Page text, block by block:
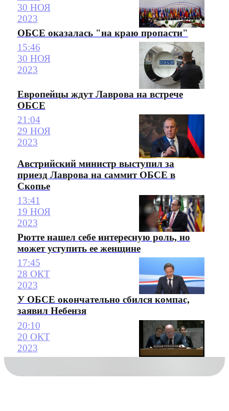
30 НОЯ
2023
ОБСЕ оказалась "на краю пропасти"
15:46
30 НОЯ
2023
Европейцы ждут Лаврова на встрече
ОБСЕ
21:04
29 НОЯ
2023
Австрийский министр выступил за
приезд Лаврова на саммит ОБСЕ в
Скопье
13:41
19 НОЯ
2023
Рютте нашел себе интересную роль, но
может уступить ее женщине
17:45
28 ОКТ
2023
У ОБСЕ окончательно сбился компас,
заявил Небензя
20:10
20 ОКТ
2023